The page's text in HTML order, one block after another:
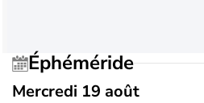
Éphéméride
Mercredi 19 août